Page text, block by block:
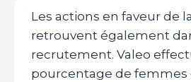
Les actions en faveur de
retrouvent également
recrutement. Valeo
pourcentage de femmes